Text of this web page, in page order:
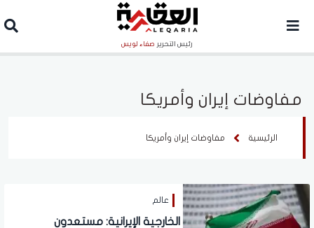
رئيس التحرير صفاء لويس
مفاوضات إيران وأمريكا
الرئيسية مفاوضات إيران وأمريكا
عالم
الخارجية الإيرانية: مستعدون